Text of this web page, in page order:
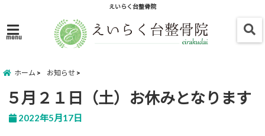
えいらく台整骨院
menu
ホーム お知らせ
５月２１日（土）お休みとなります
2022年5月17日